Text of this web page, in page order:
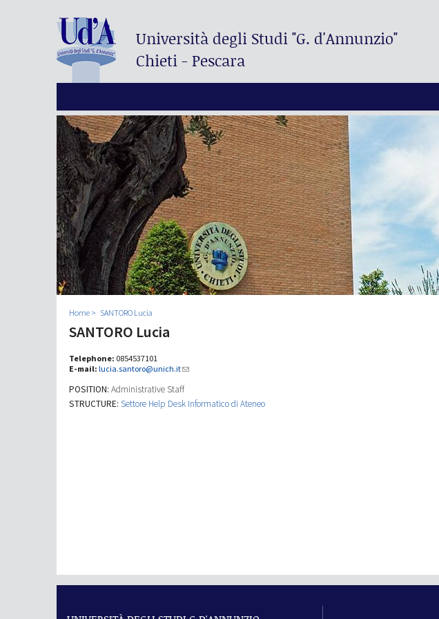
Università degli Studi"G. d'Annunzio"
Chieti - Pescara
Home SANTORO Lucia
SANTORO Lucia
Telephone: 0854537101
E-mail: lucia.santoro@unich.it
POSITION: Administrative Staff
STRUCTURE: Settore Help Desk Informatico di Ateneo